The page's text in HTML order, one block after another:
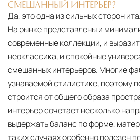
СМЕШАННЫЙ ИНТЕРЬЕР?
Да, это одна из сильных сторон
На рынке представлены и
современные коллекции, и
неоклассика, и спокойные
смешанных интерьеров. Многие
узнаваемой стилистике, поэтому
строится от общего образа
интерьер сочетает несколько
выдержать баланс по форме,
таких случаях особенно полезен